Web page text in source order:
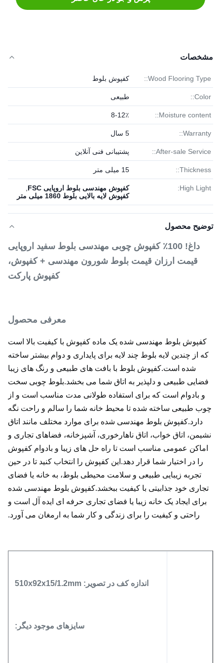
مشخصات
Wood Flooring Type:: کفپوش بلوط
Color:: طبیعی
Moisture content:: 8-12٪
Warranty:: 5 سال
After-sale Service:: پشتیبانی فنی آنلاین
Thickness:: 15 میلی متر
High Light: کفپوش مهندسی بلوط اروپایی FSC
کفپوش لایه بالایی بلوط 1860 میلی متر
توضیح محصول
داغ! 100٪ کفپوش چوبی مهندسی بلوط سفید اروپایی
قیمت ارزان قیمت بلوط شورون مهندسی + کفپوش،
کفپوش پارکت
معرفی محصول
کفپوش بلوط مهندسی شده یک ماده کفپوش با کیفیت بالا است
که از چندین لایه بلوط چند لایه برای پایداری و دوام بیشتر ساخته
شده است.کفپوش بلوط با بافت های طبیعی و رنگ های زیبا
فضایی طبیعی و دلپذیر به اتاق شما می بخشد.بلوط چوبی سخت
و بادوام است که برای استفاده طولانی مدت مناسب است و از
چوب طبیعی ساخته شده تا محیط خانه شما را سالم و راحت نگه
دارد.کفپوش بلوط مهندسی شده برای موارد مختلف مانند اتاق
نشیمن، اتاق خواب، اتاق ناهارخوری، آشپزخانه، فضاهای تجاری و
اماکن عمومی مناسب است تا راه حل های زیبا و بادوام کفپوش
را در اختیار شما قرار دهد.این کفپوش را انتخاب کنید تا در حین
تجربه زیبایی طبیعی و سلامت محیطی بلوط، به خانه یا فضای
تجاری خود جذابیتی با کیفیت ببخشد.کفپوش بلوط مهندسی شده
برای ایجاد یک خانه زیبا یا فضای تجاری حرفه ای ایده آل است و
راحتی و کیفیت را برای زندگی و کار شما به ارمغان می آورد.
اندازه کف در تصویر: 510x92x15/1.2mm
سایزهای موجود دیگر: